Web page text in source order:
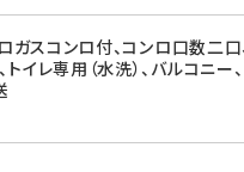
ガスコンロ付、コンロ口数二口
イレ専用（水洗）、バルコニー、